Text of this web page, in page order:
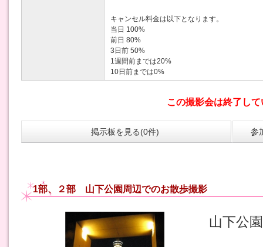
キャンセル料金は以下となります。
当日 100%
前日 80%
3日前 50%
1週間前までは20%
10日前までは0%
この撮影会は終了し
掲示板を見る(0件) 参
1部、２部 山下公園周辺でのお散歩撮影
山下公